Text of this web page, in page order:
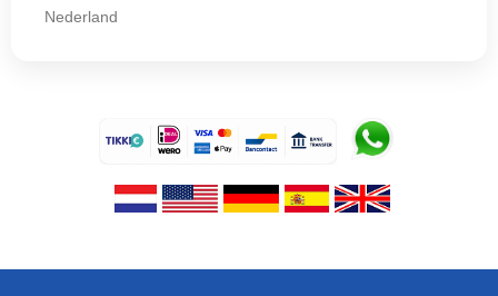
Nederland